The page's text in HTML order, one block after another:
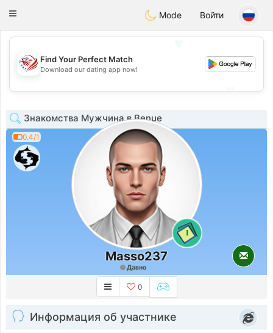
Dating
Toggle
Mode Войти
💖
💕
Find Your Perfect Match
Download our dating app now!
Знакомства Мужчина в Benue
0.4/1
1
Masso237
Давно
0
Информация об участнике